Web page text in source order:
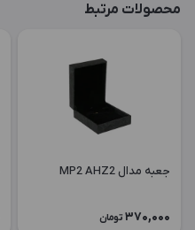
محصولات مرتبط
جعبه مدال MP2 AHZ2
370,000 تومان